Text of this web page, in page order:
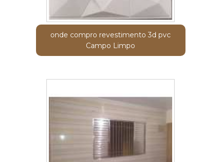
onde compro revestimento 3d pvc
Campo Limpo